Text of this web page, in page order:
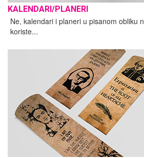
KALENDARI/PLANERI
Ne, kalendari i planeri u pisanom obliku
koriste...